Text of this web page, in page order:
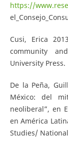
https://
Cusi, Erica
community
University Press.
De la Peña,
México: del
neoliberal”, en
en América
Studies/